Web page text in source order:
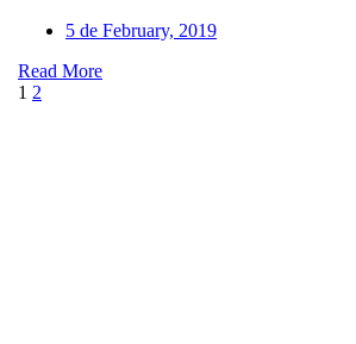
5 de February, 2019
Read More
1 2